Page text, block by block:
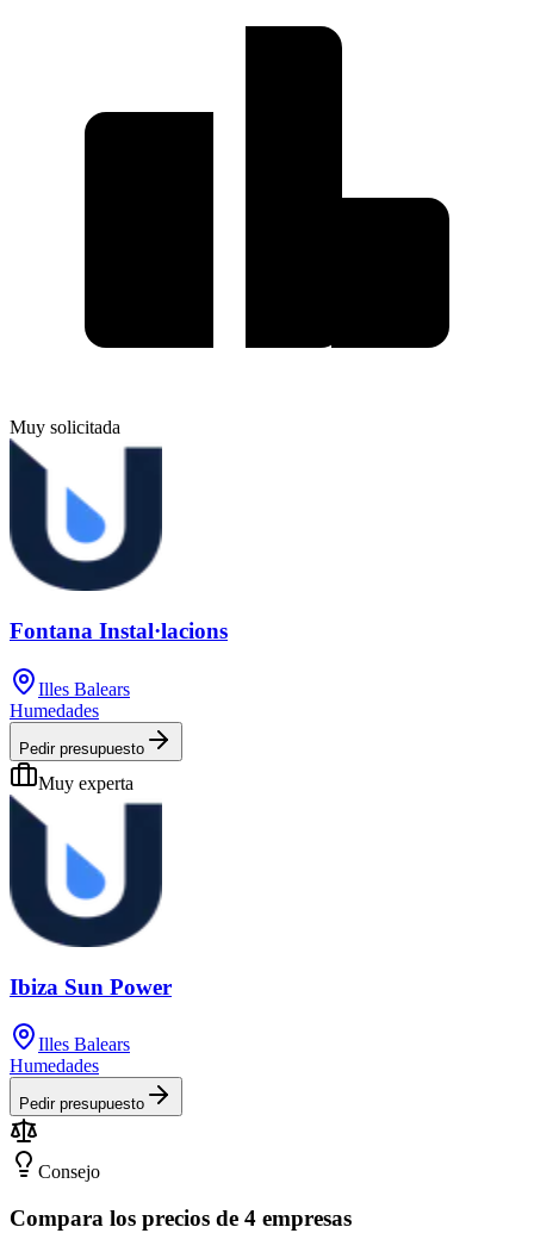
Muy solicitada
Fontana Instal·lacions
Illes Balears
Humedades
Pedir presupuesto
Muy experta
Ibiza Sun Power
Illes Balears
Humedades
Pedir presupuesto
Consejo
Compara los precios de 4 empresas